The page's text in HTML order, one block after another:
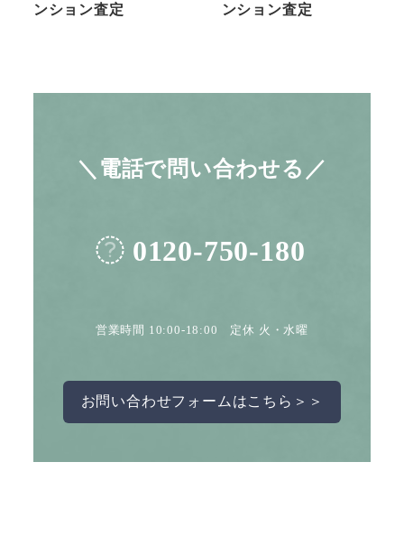
ンション査定
ンション査定
＼電話で問い合わせる／
0120-750-180
営業時間 10:00-18:00 定休 火・水曜
お問い合わせフォームはこちら＞＞